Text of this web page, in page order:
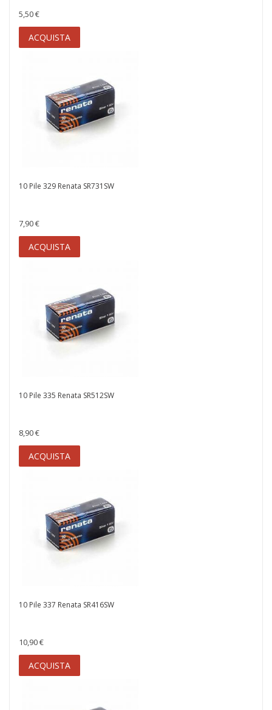
5,50 €
ACQUISTA
10 Pile 329 Renata SR731SW
7,90 €
ACQUISTA
10 Pile 335 Renata SR512SW
8,90 €
ACQUISTA
10 Pile 337 Renata SR416SW
10,90 €
ACQUISTA